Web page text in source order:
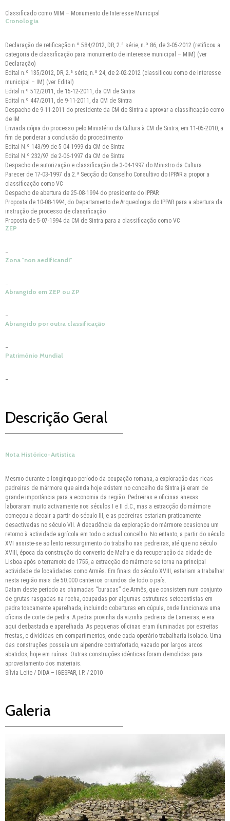
Classificado como MIM – Monumento de Interesse Municipal
Cronologia
Declaração de retificação n.º 584/2012, DR, 2.ª série, n.º 86, de 3-05-2012 (retificou a
categoria de classificação para monumento de interesse municipal – MIM) (ver
Declaração)
Edital n.º 135/2012, DR, 2.ª série, n.º 24, de 2-02-2012 (classificou como de interesse
municipal – IM) (ver Edital)
Edital n.º 512/2011, de 15-12-2011, da CM de Sintra
Edital n.º 447/2011, de 9-11-2011, da CM de Sintra
Despacho de 9-11-2011 do presidente da CM de Sintra a aprovar a classificação como
de IM
Enviada cópia do processo pelo Ministério da Cultura à CM de Sintra, em 11-05-2010, a
fim de ponderar a conclusão do procedimento
Edital N.º 143/99 de 5-04-1999 da CM de Sintra
Edital N.º 232/97 de 2-06-1997 da CM de Sintra
Despacho de autorização e classificação de 3-04-1997 do Ministro da Cultura
Parecer de 17-03-1997 da 2.ª Secção do Conselho Consultivo do IPPAR a propor a
classificação como VC
Despacho de abertura de 25-08-1994 do presidente do IPPAR
Proposta de 10-08-1994, do Departamento de Arqueologia do IPPAR para a abertura da
instrução de processo de classificação
Proposta de 5-07-1994 da CM de Sintra para a classificação como VC
ZEP
–
Zona "non aedificandi"
–
Abrangido em ZEP ou ZP
–
Abrangido por outra classificação
–
Património Mundial
–
Descrição Geral
Nota Histórico-Artistica
Mesmo durante o longínquo período da ocupação romana, a exploração das ricas
pedreiras de mármore que ainda hoje existem no concelho de Sintra já eram de
grande importância para a economia da região. Pedreiras e oficinas anexas
laboraram muito activamente nos séculos I e II d.C., mas a extracção do mármore
começou a decair a partir do século III, e as pedreiras estariam praticamente
desactivadas no século VII. A decadência da exploração do mármore ocasionou um
retorno à actividade agrícola em todo o actual concelho. No entanto, a partir do século
XVI assiste-se ao lento ressurgimento do trabalho nas pedreiras, até que no século
XVIII, época da construção do convento de Mafra e da recuperação da cidade de
Lisboa após o terramoto de 1755, a extracção do mármore se torna na principal
actividade de localidades como Armês. Em finais do século XVIII, estariam a trabalhar
nesta região mais de 50.000 canteiros oriundos de todo o país.
Datam deste período as chamadas “buracas” de Armês, que consistem num conjunto
de grutas rasgadas na rocha, ocupadas por algumas estruturas setecentistas em
pedra toscamente aparelhada, incluindo coberturas em cúpula, onde funcionava uma
oficina de corte de pedra. A pedra provinha da vizinha pedreira de Lameiras, e era
aqui desbastada e aparelhada. As pequenas oficinas eram iluminadas por estreitas
frestas, e divididas em compartimentos, onde cada operário trabalharia isolado. Uma
das construções possuía um alpendre contrafortado, vazado por largos arcos
abatidos, hoje em ruínas. Outras construções idênticas foram demolidas para
aproveitamento dos materiais.
Sílvia Leite / DIDA – IGESPAR, I.P. / 2010
Galeria